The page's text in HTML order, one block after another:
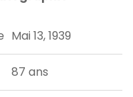
Mai 13, 1939
87 ans